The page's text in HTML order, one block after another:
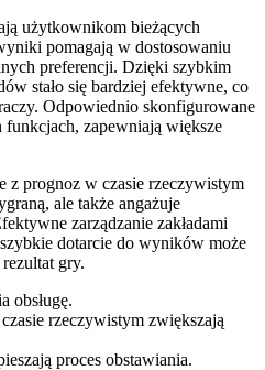
użytkownikom bieżących
pomagają w dostosowaniu
preferencji. Dzięki szybkim
stało się bardziej efektywne, co
Odpowiednio skonfigurowane
funkcjach, zapewniają większe
z prognoz w czasie rzeczywistym
ale także angażuje
zarządzanie zakładami
dotarcie do wyników może
gry.
obsługę.
rzeczywistym zwiększają
proces obstawiania.